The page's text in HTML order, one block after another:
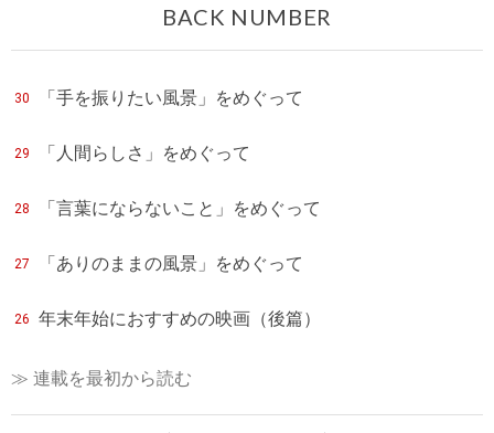
BACK NUMBER
30 「手を振りたい風景」をめぐって
29 「人間らしさ」をめぐって
28 「言葉にならないこと」をめぐって
27 「ありのままの風景」をめぐって
26 年末年始におすすめの映画（後篇）
≫ 連載を最初から読む